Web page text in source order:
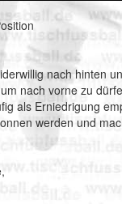
nach hinten
nach vorne zu
als Erniedrigung
werden und